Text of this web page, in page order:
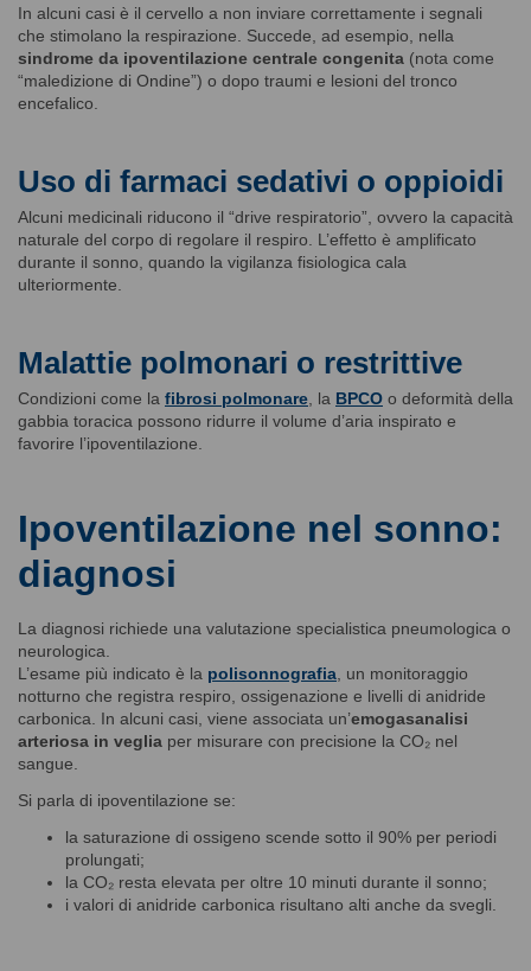
In alcuni casi è il cervello a non inviare correttamente i segnali
che stimolano la respirazione. Succede, ad esempio, nella
sindrome da ipoventilazione centrale congenita (nota come
“maledizione di Ondine”) o dopo traumi e lesioni del tronco
encefalico.
Uso di farmaci sedativi o oppioidi
Alcuni medicinali riducono il “drive respiratorio”, ovvero la capacità
naturale del corpo di regolare il respiro. L’effetto è amplificato
durante il sonno, quando la vigilanza fisiologica cala
ulteriormente.
Malattie polmonari o restrittive
Condizioni come la fibrosi polmonare , la BPCO o deformità della
gabbia toracica possono ridurre il volume d’aria inspirato e
favorire l’ipoventilazione.
Ipoventilazione nel sonno:
diagnosi
La diagnosi richiede una valutazione specialistica pneumologica o
neurologica.
L’esame più indicato è la polisonnografia , un monitoraggio
notturno che registra respiro, ossigenazione e livelli di anidride
carbonica. In alcuni casi, viene associata un’emogasanalisi
arteriosa in veglia per misurare con precisione la CO₂ nel
sangue.
Si parla di ipoventilazione se:
la saturazione di ossigeno scende sotto il 90% per periodi
prolungati;
la CO₂ resta elevata per oltre 10 minuti durante il sonno;
i valori di anidride carbonica risultano alti anche da svegli.